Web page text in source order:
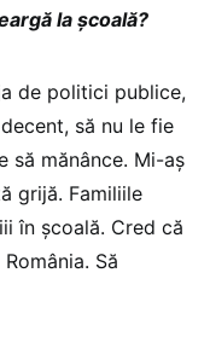
la școală?
de politici publice,
să nu le fie
să mănânce. Mi-aș
grijă. Familiile
în școală. Cred că
Să